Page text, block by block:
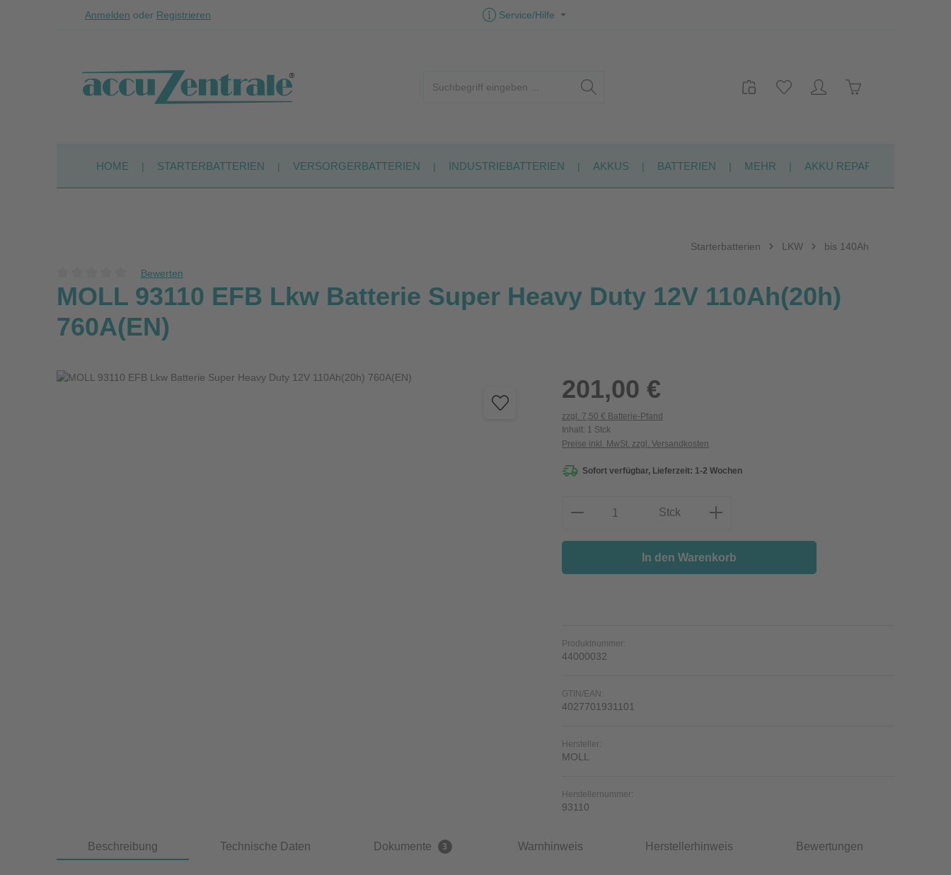
Zum Hauptinhalt springen
Zur Suche springen
Zur Hauptnavigation springen
Anmelden oder Registrieren Service/Hilfe
HOME STARTERBATTERIEN VERSORGERBATTERIEN INDUSTRIEBATTERIEN AKKUS BATTERIEN MEHR AKKU REPARATUR
Starterbatterien LKW bis 140Ah
Durchschnittliche Bewertung von 0 von 5 Sternen
Bewerten
MOLL 93110 EFB Lkw Batterie Super Heavy Duty 12V 110Ah(20h)
760A(EN)
Bildergalerie überspringen 201,00 €
zzgl. 7,50 € Batterie-Pfand
Inhalt: 1 Stck
Preise inkl. MwSt. zzgl. Versandkosten
Sofort verfügbar, Lieferzeit: 1-2 Wochen
Produkt Anzahl: Gib den gewünschten Wert ein
Stck
In den Warenkorb
Produktnummer:
44000032
GTIN/EAN:
4027701931101
Hersteller:
MOLL
Herstellernummer:
93110
Beschreibung Technische Daten Dokumente 3 Warnhinweis Herstellerhinweis Bewertungen